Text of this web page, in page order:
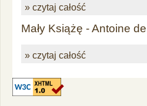
» czytaj całość
Mały Książę - Antoine
» czytaj całość